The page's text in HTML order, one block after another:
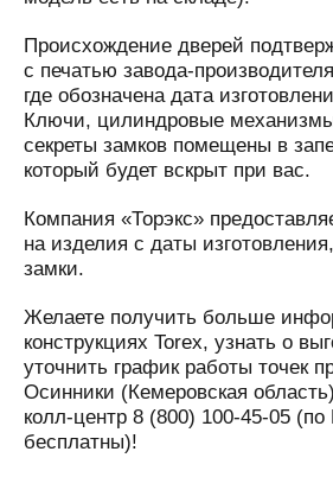
Происхождение дверей
с печатью завода-
где обозначена дата
Ключи, цилиндровые
секреты замков помещены в
который будет вскрыт при вас.
Компания «Торэкс»
на изделия с даты
замки.
Желаете получить больше
конструкциях Torex, узнать о
уточнить график работы точек
Осинники (Кемеровская
колл-центр 8 (800) 100-45-05 (по
бесплатны)!